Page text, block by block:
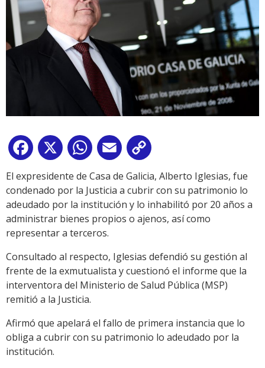
Facebook
X WhatsApp
Email
Link
El expresidente de Casa de Galicia, Alberto Iglesias, fue
condenado por la Justicia a cubrir con su patrimonio lo
adeudado por la institución y lo inhabilitó por 20 años a
administrar bienes propios o ajenos, así como
representar a terceros.
Consultado al respecto, Iglesias defendió su gestión al
frente de la exmutualista y cuestionó el informe que la
interventora del Ministerio de Salud Pública (MSP)
remitió a la Justicia.
Afirmó que apelará el fallo de primera instancia que lo
obliga a cubrir con su patrimonio lo adeudado por la
institución.